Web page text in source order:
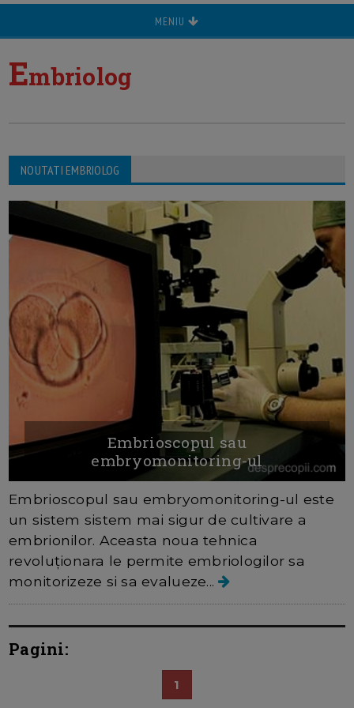
MENIU
Embriolog
NOUTATI EMBRIOLOG
Embrioscopul sau
embryomonitoring-ul
Embrioscopul sau embryomonitoring-ul este
un sistem sistem mai sigur de cultivare a
embrionilor. Aceasta noua tehnica
revoluţionara le permite embriologilor sa
monitorizeze si sa evalueze...
Pagini:
1